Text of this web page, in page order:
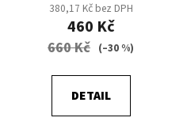
380,17 Kč bez DPH
460 Kč
660 Kč (–30 %)
DETAIL